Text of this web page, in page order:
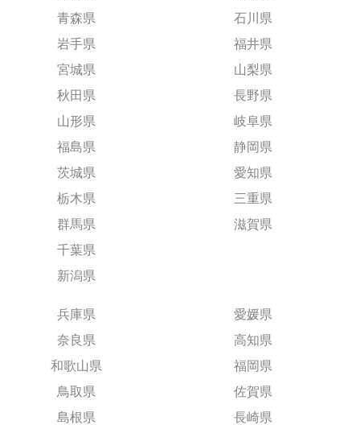
青森県
岩手県
宮城県
秋田県
山形県
福島県
茨城県
栃木県
群馬県
千葉県
新潟県
石川県
福井県
山梨県
長野県
岐阜県
静岡県
愛知県
三重県
滋賀県
兵庫県
奈良県
和歌山県
鳥取県
島根県
愛媛県
高知県
福岡県
佐賀県
長崎県